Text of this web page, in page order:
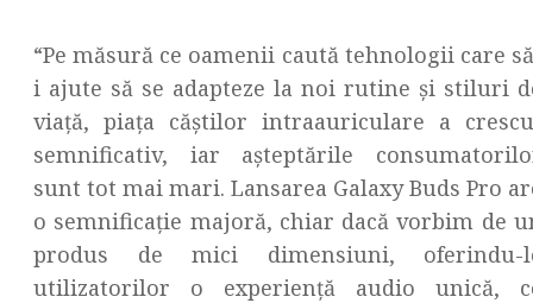
“Pe măsură ce oamenii caută tehnologii care
i ajute să se adapteze la noi rutine și stiluri
viață, piața căștilor intraauriculare a
semnificativ, iar așteptările
sunt tot mai mari. Lansarea Galaxy Buds Pro
o semnificație majoră, chiar dacă vorbim de
produs de mici dimensiuni, oferindu-
utilizatorilor o experiență audio unică,